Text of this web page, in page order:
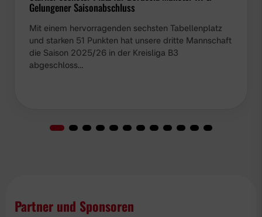
Gelungener Saisonabschluss
Mit einem hervorragenden sechsten Tabellenplatz
und starken 51 Punkten hat unsere dritte Mannschaft
die Saison 2025/26 in der Kreisliga B3
abgeschloss…
Partner und Sponsoren